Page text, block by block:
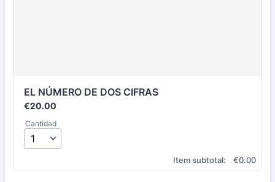
EL NÚMERO DE DOS CIFRAS
€20.00
€20.00
Cantidad
Item subtotal: €0.00
€0.00